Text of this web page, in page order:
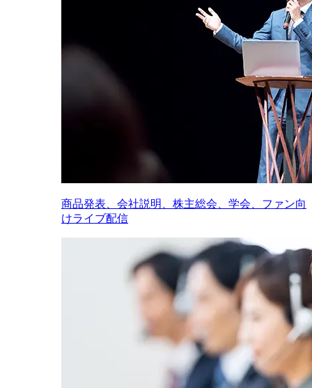
商品発表、会社説明、株主総会、学会、ファン向
けライブ配信